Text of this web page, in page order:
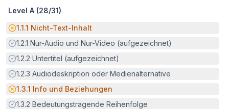
Level A (28/31)
Potenzielle Barriere:
1.1.1 Nicht-Text-Inhalt
Erfüllt:
1.2.1 Nur-Audio und Nur-Video (aufgezeichnet)
Erfüllt:
1.2.2 Untertitel (aufgezeichnet)
Erfüllt:
1.2.3 Audiodeskription oder Medienalternative
Potenzielle Barriere:
1.3.1 Info und Beziehungen
Erfüllt:
1.3.2 Bedeutungstragende Reihenfolge